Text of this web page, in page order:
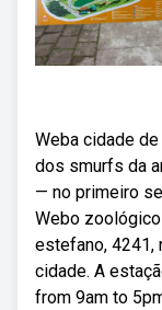
Weba cidade
dos smurfs da
— no primeiro
Webo
estefano, 4241,
cidade. A
from 9am to